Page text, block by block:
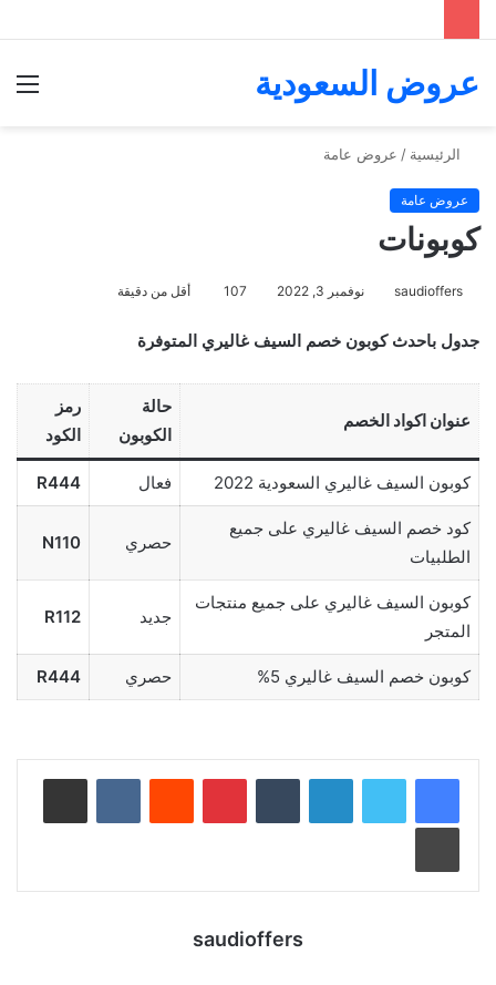
عروض السعودية
الرئيسية / عروض عامة
عروض عامة
كوبونات
saudioffers نوفمبر 3, 2022 107 أقل من دقيقة
جدول باحدث كوبون خصم السيف غاليري المتوفرة
عنوان اكواد الخصم
حالة
الكوبون
رمز
الكود
كوبون السيف غاليري السعودية 2022 فعال R444
كود خصم السيف غاليري على جميع
الطلبيات
حصري N110
كوبون السيف غاليري على جميع منتجات
المتجر
جديد R112
كوبون خصم السيف غاليري 5% حصري R444
لينكدإن بينتيريست مشاركة عبر البريد
طباعة
saudioffers